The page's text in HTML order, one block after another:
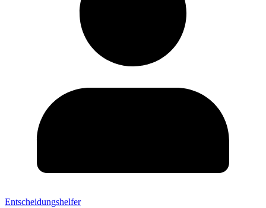
Entscheidungshelfer